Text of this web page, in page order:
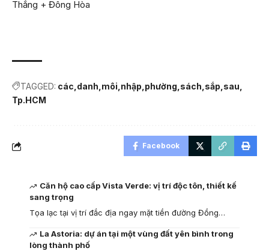
Thắng + Đông Hòa
TAGGED: các danh môi nhập phường sách sắp sau
Tp.HCM
Facebook
Căn hộ cao cấp Vista Verde: vị trí độc tôn, thiết kế
sang trọng
Tọa lạc tại vị trí đắc địa ngay mặt tiền đường Đồng…
La Astoria: dự án tại một vùng đất yên bình trong
lòng thành phố